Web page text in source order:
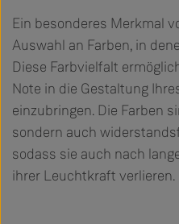
Ein besonderes Merkmal
Auswahl an Farben, in
Diese Farbvielfalt
Note in die Gestaltung
einzubringen. Die Farben
sondern auch
sodass sie auch nach
ihrer Leuchtkraft verlieren.